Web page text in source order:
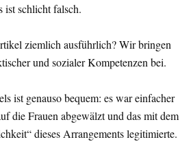
ist schlicht falsch.
ziemlich ausführlich? Wir bringen
und sozialer Kompetenzen bei.
ist genauso bequem: es war einfacher
die Frauen abgewälzt und das mit dem
dieses Arrangements legitimierte.